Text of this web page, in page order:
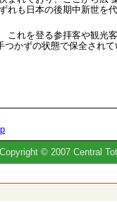
れも日本の後期中新世を
これを登る参拝客や観光
かずの状態で保全され
Copyright © 2007 Central